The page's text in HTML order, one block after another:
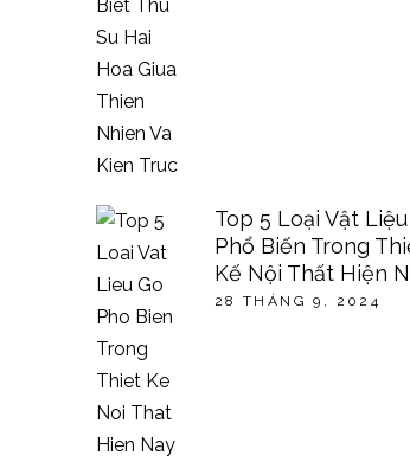
Top 5 Loại Vật
Phổ Biến Trong
Kế Nội Thất Hiện
28 THÁNG 9, 2024